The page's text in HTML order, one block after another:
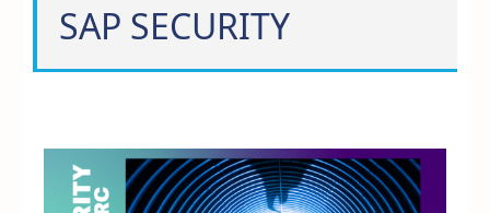
SAP SECURITY